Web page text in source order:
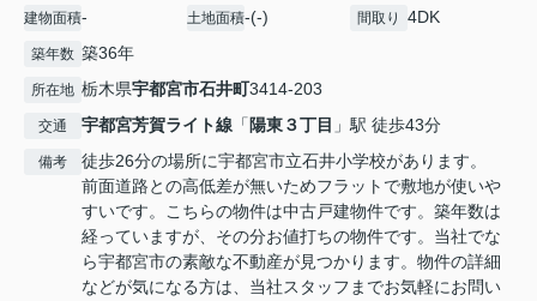
建物面積- 土地面積-(-) 間取り 4DK
築年数 築36年
所在地 栃木県宇都宮市石井町3414-203
交通 宇都宮芳賀ライト線 「 陽東３丁目 」駅 徒歩43分
備考
徒歩26分の場所に宇都宮市立石井小学校があります。
前面道路との高低差が無いためフラットで敷地が使いや
すいです。こちらの物件は中古戸建物件です。築年数は
経っていますが、その分お値打ちの物件です。当社でな
ら宇都宮市の素敵な不動産が見つかります。物件の詳細
などが気になる方は、当社スタッフまでお気軽にお問い